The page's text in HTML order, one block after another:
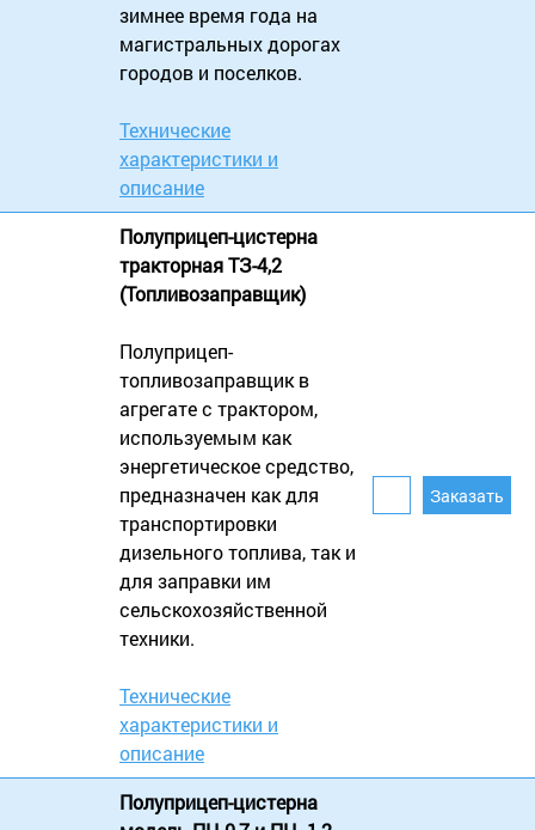
зимнее время года на
магистральных дорогах
городов и поселков.
Технические
характеристики и
описание
Полуприцеп-цистерна
тракторная ТЗ-4,2
(Топливозаправщик)
Полуприцеп-
топливозаправщик в
агрегате с трактором,
используемым как
энергетическое средство,
предназначен как для
транспортировки
дизельного топлива, так и
для заправки им
сельскохозяйственной
техники.
Технические
характеристики и
описание
Полуприцеп-цистерна